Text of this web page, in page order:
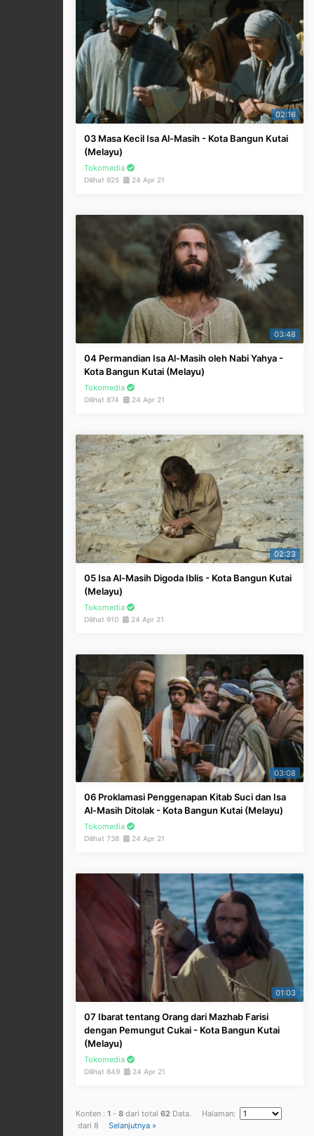
02:16
03 Masa Kecil Isa Al-Masih - Kota Bangun Kutai
(Melayu)
Tokomedia
Dilihat 925 24 Apr 21
03:48
04 Permandian Isa Al-Masih oleh Nabi Yahya -
Kota Bangun Kutai (Melayu)
Tokomedia
Dilihat 874 24 Apr 21
02:23
05 Isa Al-Masih Digoda Iblis - Kota Bangun Kutai
(Melayu)
Tokomedia
Dilihat 910 24 Apr 21
03:08
06 Proklamasi Penggenapan Kitab Suci dan Isa
Al-Masih Ditolak - Kota Bangun Kutai (Melayu)
Tokomedia
Dilihat 738 24 Apr 21
01:03
07 Ibarat tentang Orang dari Mazhab Farisi
dengan Pemungut Cukai - Kota Bangun Kutai
(Melayu)
Tokomedia
Dilihat 849 24 Apr 21
Konten : 1 - 8 dari total 62 Data. Halaman:
dari 8
Selanjutnya »